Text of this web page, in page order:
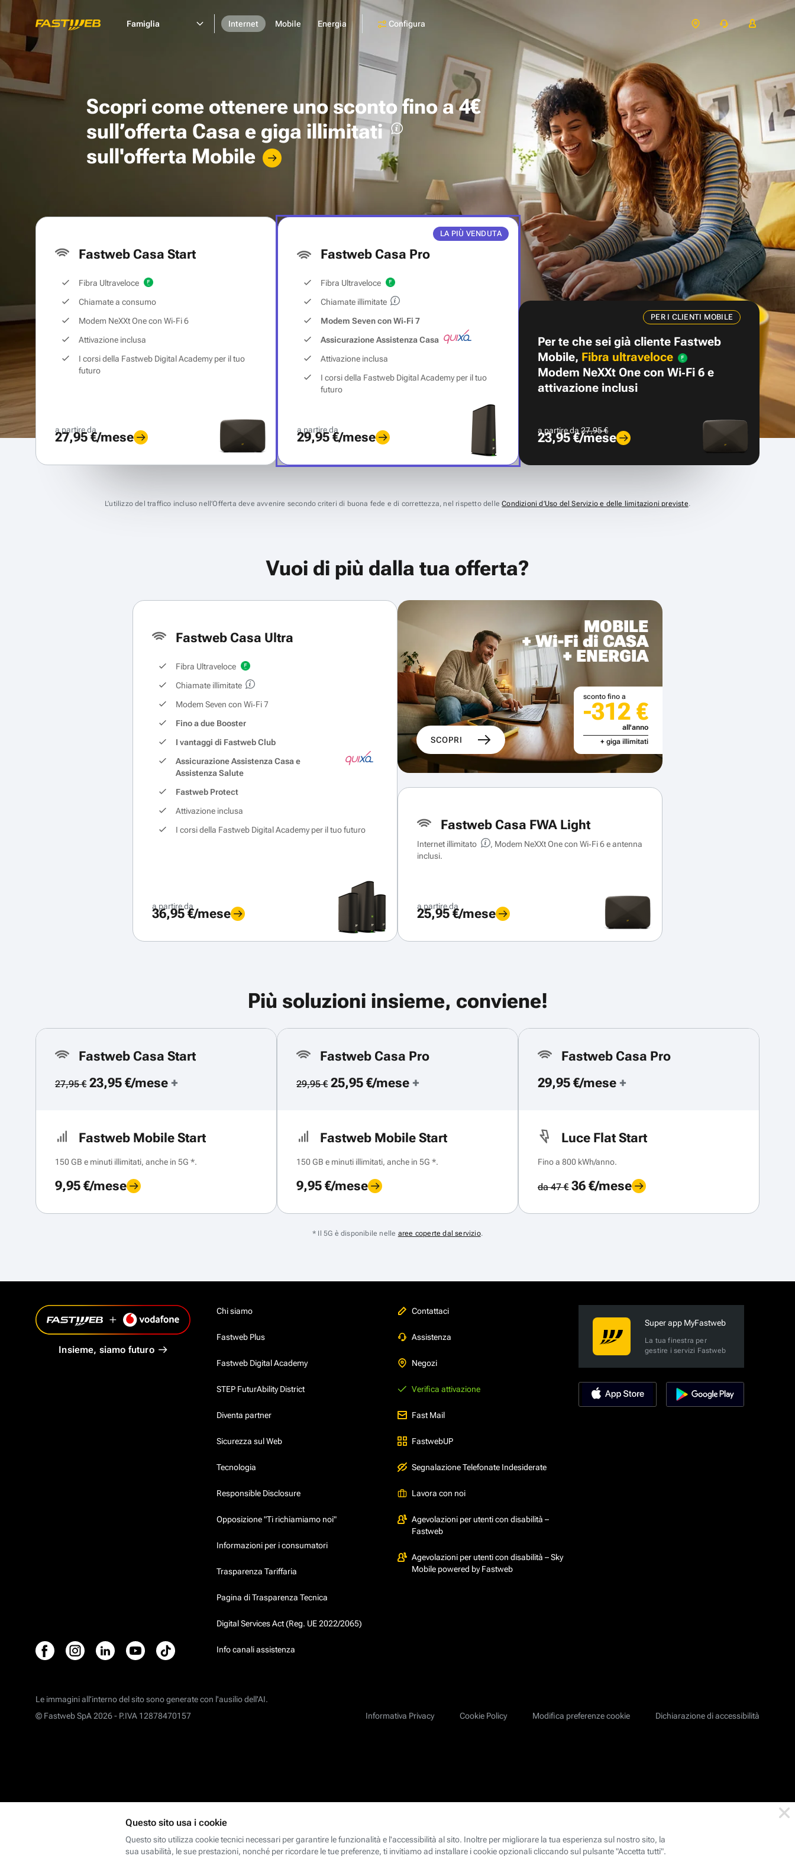
Famiglia Internet Mobile Energia Configura
Scopri come ottenere unosconto fino a 4€
sull’offerta Casa e giga illimitati
sull'offerta Mobile
Fastweb Casa Start
Fibra Ultraveloce
Chiamate a consumo
Modem NeXXt One con Wi‑Fi 6
Attivazione inclusa
I corsi della Fastweb Digital Academy per il tuo
futuro
a partire da
27,95 €/mese
LA PIÙ VENDUTA
Fastweb Casa Pro
Fibra Ultraveloce
Chiamate illimitate
Modem Seven con Wi‑Fi 7
Assicurazione Assistenza Casa
Attivazione inclusa
I corsi della Fastweb Digital Academy per il tuo
futuro
a partire da
29,95 €/mese
PER I CLIENTI MOBILE
Per te che sei già cliente Fastweb
Mobile, Fibra ultraveloce
Modem NeXXt One con Wi‑Fi 6 e
attivazione inclusi
a partire da27,95 €
23,95 €/mese
L’utilizzo del traffico incluso nell’Offerta deve avvenire secondo criteri di buona fede e di correttezza, nel rispetto delleCondizioni d’Uso del Servizio e delle limitazioni previste.
Vuoi di più dalla tua offerta?
Fastweb Casa Ultra
Fibra Ultraveloce
Chiamate illimitate
Modem Seven con Wi‑Fi 7
Fino a due Booster
I vantaggi di Fastweb Club
Assicurazione Assistenza Casa e
Assistenza Salute
Fastweb Protect
Attivazione inclusa
I corsi della Fastweb Digital Academy per il tuo futuro
a partire da
36,95 €/mese
MOBILE
+ Wi-Fi di CASA
+ ENERGIA
SCOPRI
sconto fino a
-312 €
all'anno
+ giga illimitati
Fastweb Casa FWA Light
Internet illimitato
, Modem NeXXt One con Wi‑Fi 6 e antenna
inclusi.
a partire da
25,95 €/mese
Più soluzioni insieme, conviene!
Fastweb Casa Start
27,95 €23,95 €/mese +
Fastweb Mobile Start
150 GB e minuti illimitati, anche in 5G *.
9,95 €/mese
Fastweb Casa Pro
29,95 €25,95 €/mese +
Fastweb Mobile Start
150 GB e minuti illimitati, anche in 5G *.
9,95 €/mese
Fastweb Casa Pro
29,95 €/mese +
Luce Flat Start
Fino a 800 kWh/anno.
da 47 €36 €/mese
* Il 5G è disponibile nelle aree coperte dal servizio.
Insieme, siamo futuro
Chi siamo
Fastweb Plus
Fastweb Digital Academy
STEP FuturAbility District
Diventa partner
Sicurezza sul Web
Tecnologia
Responsible Disclosure
Opposizione "Ti richiamiamo noi"
Informazioni per i consumatori
Trasparenza Tariffaria
Pagina di Trasparenza Tecnica
Digital Services Act (Reg. UE 2022/2065)
Info canali assistenza
Contattaci
Assistenza
Negozi
Verifica attivazione
Fast Mail
FastwebUP
Segnalazione Telefonate Indesiderate
Lavora con noi
Agevolazioni per utenti con disabilità –
Fastweb
Agevolazioni per utenti con disabilità – Sky
Mobile powered by Fastweb
Super app MyFastweb
La tua finestra per
gestire i servizi Fastweb
Le immagini all’interno del sito sono generate con l'ausilio dell'AI.
Informativa Privacy
Cookie Policy Modifica preferenze cookie Dichiarazione di accessibilità
© Fastweb SpA 2026 - P.IVA 12878470157